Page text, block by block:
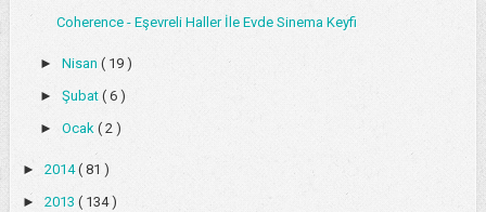
Coherence - Eşevreli Haller İle Evde Sinema Keyfi
► Nisan ( 19 )
► Şubat ( 6 )
► Ocak ( 2 )
► 2014( 81 )
► 2013 ( 134 )